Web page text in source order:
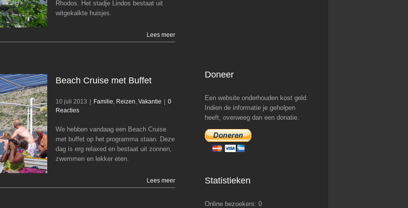
Rhodos. Het stadje Lindos bestaat uit
witgekalkte huisjes.
Lees meer
Beach Cruise met Buffet
Familie Reizen Vakantie
Beach Cruise met Buffet
10 juli 2013 | Familie Reizen Vakantie | 0
Reacties
We hebben vandaag een Beach Cruise
met buffet op het programma staan. Deze
dag is erg relaxed en bestaat uit zonnen,
zwemmen en lekker eten.
Lees meer
Doneer
Een website onderhouden kost geld.
Indien de informatie je geholpen
heeft, overweeg dan een donatie.
Statistieken
Online bezoekers:0